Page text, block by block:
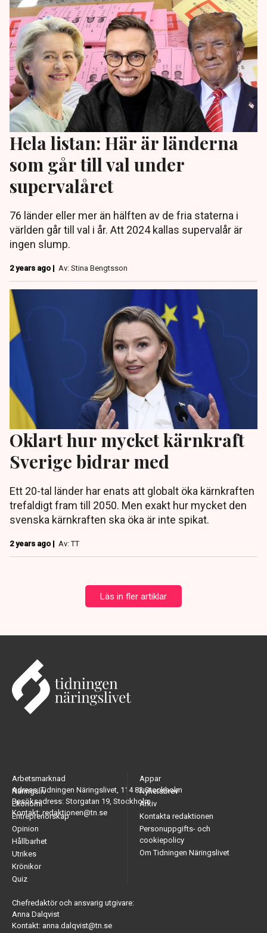
Hela listan: Här är länderna
som går till val under
supervalåret
76 länder eller mer än hälften av de fria staterna i
världen går till val i år. Att 2024 kallas supervalår är
ingen slump.
2 years ago | Av: Stina Bengtsson
Oklart hur mycket kärnkraft
Sverige bidrar med
Ett 20-tal länder har enats att globalt öka kärnkraften
trefaldigt fram till 2050. Men exakt hur mycket den
svenska kärnkraften ska öka är inte spikat.
2 years ago | Av: TT
Läs in fler artiklar
Adress: Tidningen Näringslivet, 114 82 Stockholm
Besöksadress: Storgatan 19, Stockholm
Kontakt: redaktionen@tn.se
Arbetsmarknad
Näringsliv
Ekonomi
Entreprenörskap
Opinion
Hållbarhet
Utrikes
Krönikor
Quiz
Appar
Nyhetsbrev
Arkiv
Kontakta redaktionen
Personuppgifts- och
cookiepolicy
Om Tidningen Näringslivet
Chefredaktör och ansvarig utgivare:
Anna Dalqvist
Kontakt: anna.dalqvist@tn.se